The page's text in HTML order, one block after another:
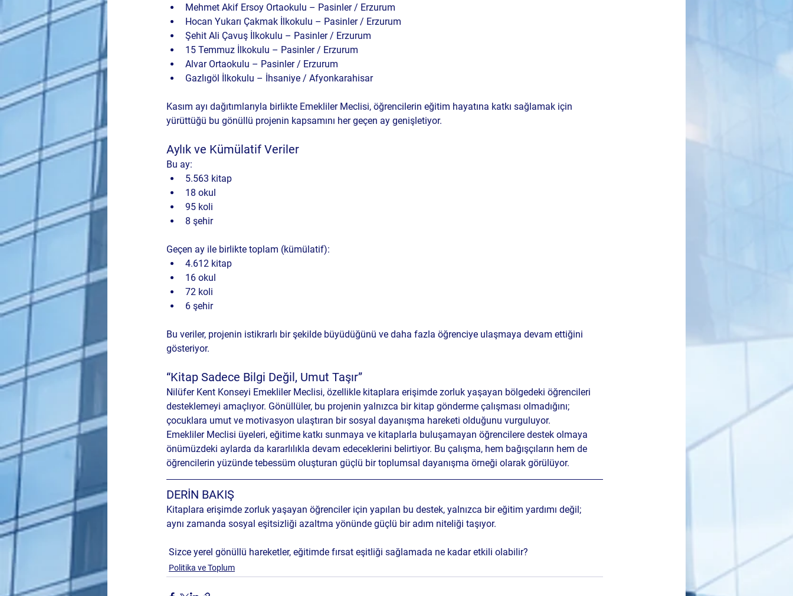
Mehmet Akif Ersoy Ortaokulu – Pasinler / Erzurum
Hocan Yukarı Çakmak İlkokulu – Pasinler / Erzurum
Şehit Ali Çavuş İlkokulu – Pasinler / Erzurum
15 Temmuz İlkokulu – Pasinler / Erzurum
Alvar Ortaokulu – Pasinler / Erzurum
Gazlıgöl İlkokulu – İhsaniye / Afyonkarahisar
Kasım ayı dağıtımlarıyla birlikte Emekliler Meclisi, öğrencilerin eğitim hayatına katkı sağlamak için
yürüttüğü bu gönüllü projenin kapsamını her geçen ay genişletiyor.
Aylık ve Kümülatif Veriler
Bu ay:
5.563 kitap
18 okul
95 koli
8 şehir
Geçen ay ile birlikte toplam (kümülatif):
4.612 kitap
16 okul
72 koli
6 şehir
Bu veriler, projenin istikrarlı bir şekilde büyüdüğünü ve daha fazla öğrenciye ulaşmaya devam ettiğini
gösteriyor.
“Kitap Sadece Bilgi Değil, Umut Taşır”
Nilüfer Kent Konseyi Emekliler Meclisi, özellikle kitaplara erişimde zorluk yaşayan bölgedeki öğrencileri
desteklemeyi amaçlıyor. Gönüllüler, bu projenin yalnızca bir kitap gönderme çalışması olmadığını;
çocuklara umut ve motivasyon ulaştıran bir sosyal dayanışma hareketi olduğunu vurguluyor.
Emekliler Meclisi üyeleri, eğitime katkı sunmaya ve kitaplarla buluşamayan öğrencilere destek olmaya
önümüzdeki aylarda da kararlılıkla devam edeceklerini belirtiyor. Bu çalışma, hem bağışçıların hem de
öğrencilerin yüzünde tebessüm oluşturan güçlü bir toplumsal dayanışma örneği olarak görülüyor.
DERİN BAKIŞ
Kitaplara erişimde zorluk yaşayan öğrenciler için yapılan bu destek, yalnızca bir eğitim yardımı değil;
aynı zamanda sosyal eşitsizliği azaltma yönünde güçlü bir adım niteliği taşıyor.
Sizce yerel gönüllü hareketler, eğitimde fırsat eşitliği sağlamada ne kadar etkili olabilir?
Politika ve Toplum